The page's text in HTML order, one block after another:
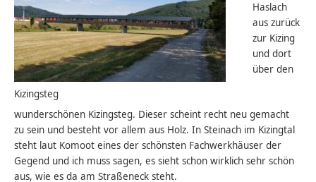
Kizingsteg
Haslach
aus zurück
zur Kizing
und dort
über den
wunderschönen Kizingsteg. Dieser scheint recht neu gemacht
zu sein und besteht vor allem aus Holz. In Steinach im Kizingtal
steht laut Komoot eines der schönsten Fachwerkhäuser der
Gegend und ich muss sagen, es sieht schon wirklich sehr schön
aus, wie es da am Straßeneck steht.